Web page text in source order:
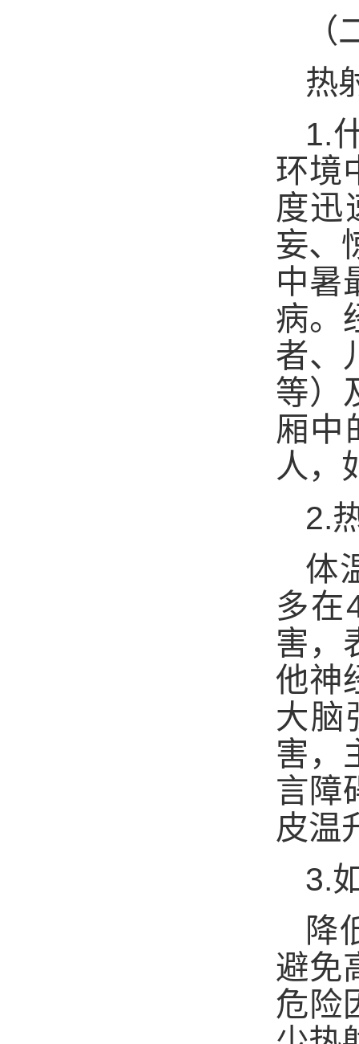
热
1.
环境
度迅
妄、
中暑
病。
者、
等）
厢中
人，
2.
体
多在
害，
他神
大脑
害，
言障
皮温
3.
降
避免
危险